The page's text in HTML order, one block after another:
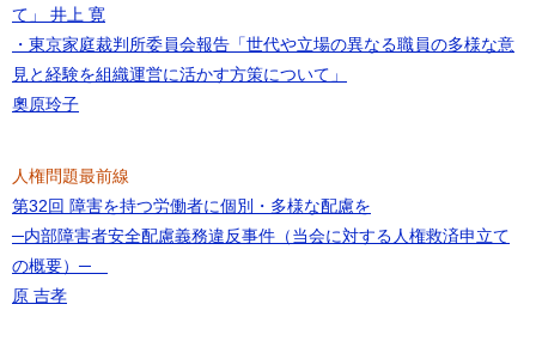
て」 井上 寛
・東京家庭裁判所委員会報告「世代や立場の異なる職員の多様な意
見と経験を組織運営に活かす方策について」
奧原玲子
人権問題最前線
第32回 障害を持つ労働者に個別・多様な配慮を
─内部障害者安全配慮義務違反事件（当会に対する人権救済申立て
の概要）─
原 吉孝